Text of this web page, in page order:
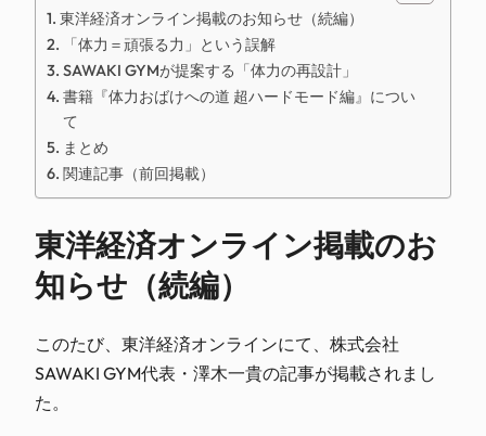
東洋経済オンライン掲載のお知らせ（続編）
「体力＝頑張る力」という誤解
SAWAKI GYMが提案する「体力の再設計」
書籍『体力おばけへの道 超ハードモード編』につい
て
まとめ
関連記事（前回掲載）
東洋経済オンライン掲載のお
知らせ（続編）
このたび、東洋経済オンラインにて、株式会社
SAWAKI GYM代表・澤木一貴の記事が掲載されまし
た。